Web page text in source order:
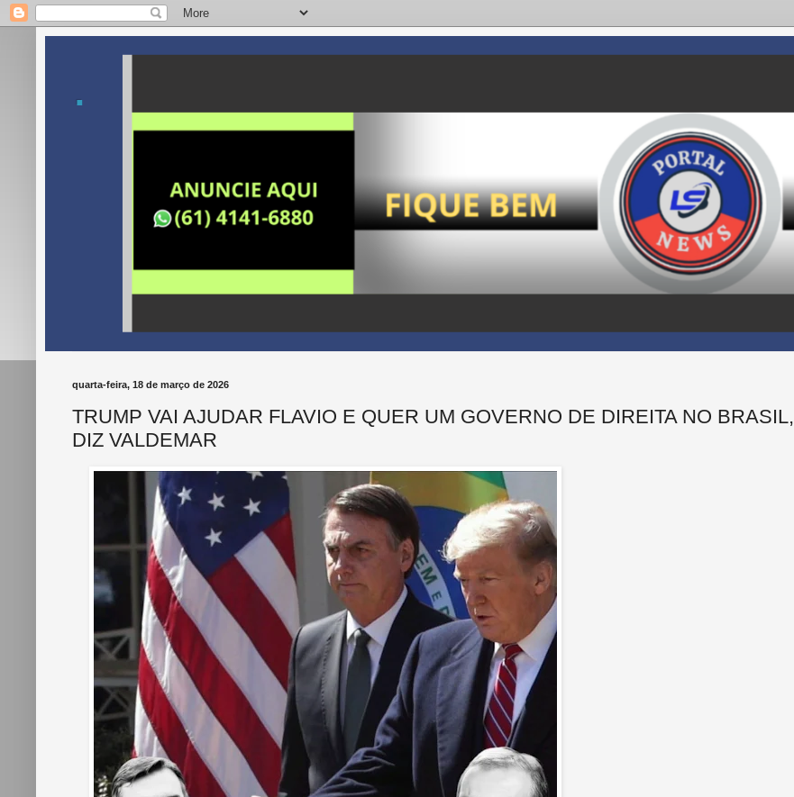
.
quarta-feira, 18 de março de 2026
TRUMP VAI AJUDAR FLAVIO E QUER UM GOVERNO DE DIREITA NO BRASIL,
DIZ VALDEMAR